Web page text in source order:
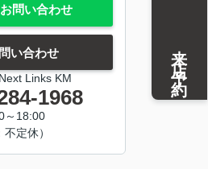
問い合わせ
い合わせ
Links KM
1968
～18:00
不定休）
来店予約